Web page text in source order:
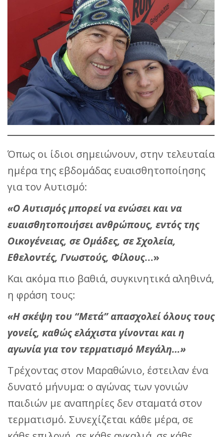
Όπως οι ίδιοι σημειώνουν, στην τελευταία
ημέρα της εβδομάδας ευαισθητοποίησης
για τον Αυτισμό:
«Ο Αυτισμός μπορεί να ενώσει και να
ευαισθητοποιήσει ανθρώπους, εντός της
Οικογένειας, σε Ομάδες, σε Σχολεία,
Εθελοντές, Γνωστούς, Φίλους…»
Και ακόμα πιο βαθιά, συγκινητικά αληθινά,
η φράση τους:
«Η σκέψη του “Μετά” απασχολεί όλους τους
γονείς, καθώς ελάχιστα γίνονται και η
αγωνία για τον τερματισμό Μεγάλη…»
Τρέχοντας στον Μαραθώνιο, έστειλαν ένα
δυνατό μήνυμα: ο αγώνας των γονιών
παιδιών με αναπηρίες δεν σταματά στον
τερματισμό. Συνεχίζεται κάθε μέρα, σε